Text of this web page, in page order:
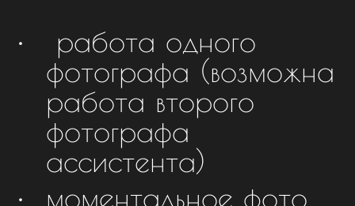
работа одного
фотографа (возможна
работа второго
фотографа
ассистента)
моментальное фото